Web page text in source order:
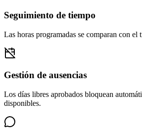
Seguimiento de tiempo
Las horas programadas se comparan con el
Gestión de ausencias
Los días libres aprobados bloquean
disponibles.